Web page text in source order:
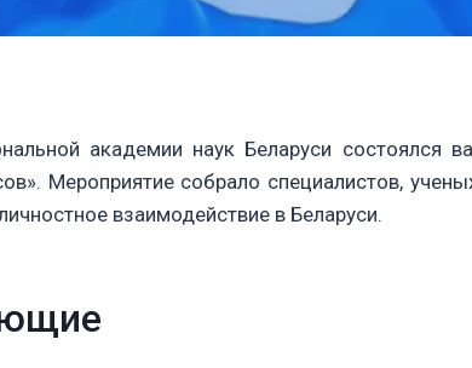
академии наук Беларуси состоялся
Мероприятие собрало специалистов,
взаимодействие в Беларуси.